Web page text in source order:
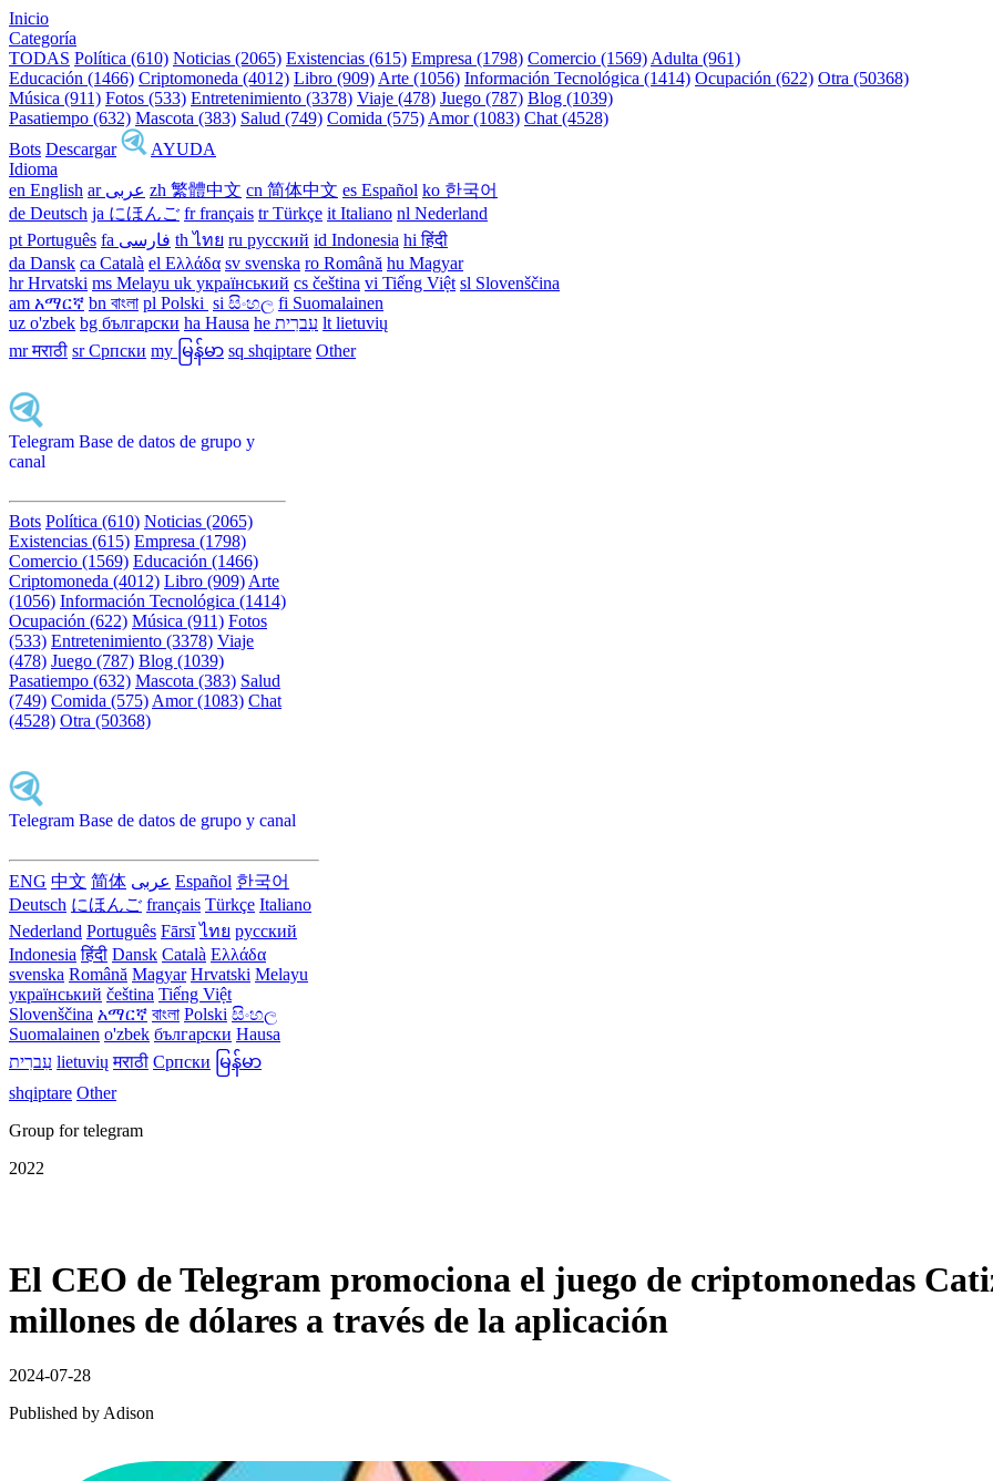
Inicio
Categoría
TODAS Política (610) Noticias (2065) Existencias (615) Empresa (1798) Comercio (1569) Adulta (961)
Educación (1466) Criptomoneda (4012) Libro (909) Arte (1056) Información Tecnológica (1414) Ocupación (622) Otra (50368)
Música (911) Fotos (533) Entretenimiento (3378) Viaje (478) Juego (787) Blog (1039)
Pasatiempo (632) Mascota (383) Salud (749) Comida (575) Amor (1083) Chat (4528)
Bots Descargar
AYUDA
Idioma
en English
ar عربى zh 繁體中文 cn 简体中文 es Español ko 한국어
de Deutsch ja にほんご fr français tr Türkçe it Italiano nl Nederland
pt Português
th ไทย ru русский id Indonesia hi हिंदी
da Dansk‎ ca Català el Ελλάδα sv svenska ro Română hu Magyar
hr Hrvatski ms Melayu uk український‎ cs čeština‎ vi Tiếng Việt sl Slovenščina
am አማርኛ bn বাংলা pl Polski ‎ si සිංහල fi Suomalainen
uz o'zbek bg български ha Hausa‎ he עִברִית lt lietuvių
mr मराठी sr Српски my မြန်မာ sq shqiptare Other
Telegram Base de datos de grupo y
canal
Bots Política (610) Noticias (2065)
Existencias (615) Empresa (1798)
Comercio (1569) Educación (1466)
Criptomoneda (4012) Libro (909) Arte
(1056) Información Tecnológica (1414)
Ocupación (622) Música (911) Fotos
(533) Entretenimiento (3378) Viaje
(478) Juego (787) Blog (1039)
Pasatiempo (632) Mascota (383) Salud
(749) Comida (575) Amor (1083) Chat
(4528) Otra (50368)
Telegram Base de datos de grupo y canal
ENG 中文 简体 عربى Español 한국어
Deutsch にほんご français Türkçe Italiano
Nederland Português Fārsī‎ ไทย русский
Indonesia हिंदी Dansk‎ Català Ελλάδα
svenska Română Magyar Hrvatski Melayu
український čeština Tiếng Việt
Slovenščina አማርኛ বাংলা Polski සිංහල
Suomalainen o'zbek български Hausa
עִברִית lietuvių मराठी Српски မြန်မာ
shqiptare Other
Group for telegram
2022
El CEO de Telegram promociona el juego de criptomonedas
millones de dólares a través de la aplicación
2024-07-28
Published by Adison